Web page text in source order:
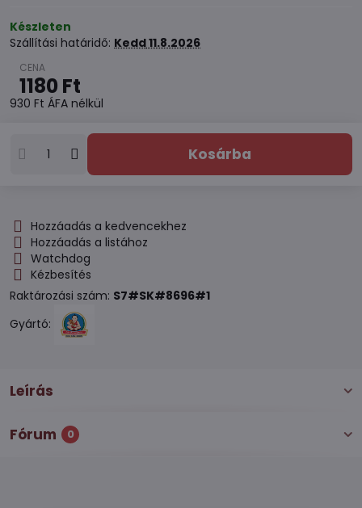
Készleten
Szállítási határidő: Kedd11.8.2026
1180 Ft
930 Ft ÁFA nélkül
Kosárba
Hozzáadás a kedvencekhez
Hozzáadás a listához
Watchdog
Kézbesítés
Raktározási szám: S7#SK#8696#1
Gyártó:
Leírás
Fórum 0